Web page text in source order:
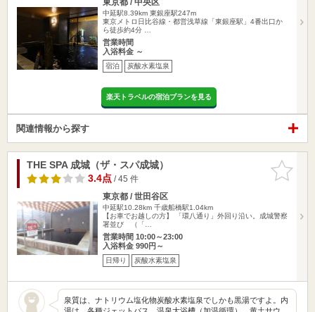
中延駅8.39km 東銀座駅247m
東京メトロ日比谷線・都営浅草線「東銀座駅」4番出口か
ら徒歩約4分 …
営業時間
入浴料金 ～
宿泊 炭酸水素塩泉
楽天トラベルの宿泊プランを見る
関連情報から探す
お気に入
りに追加
THE SPA 成城（ザ・スパ成城）
3.4点/ 45 件
東京都 / 世田谷区
中延駅10.28km 千歳船橋駅1.04km
【お車でお越しの方】 「環八通り」外回り沿い。成城警察
署並び （「…
営業時間 10:00～23:00
入浴料金 990円～
日帰り 炭酸水素塩泉
泉質は、ナトリウム塩化物炭酸水素塩泉でしかも黒湯ですよ。内